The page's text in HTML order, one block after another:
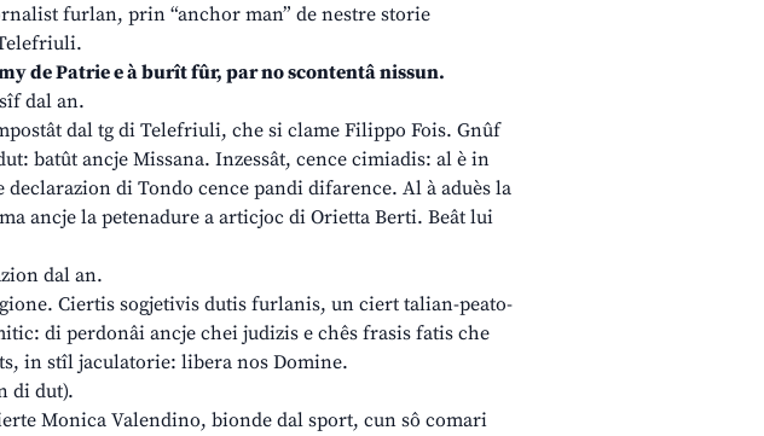
furlan, prin “anchor man” de nestre storie
de Patrie e à burît fûr, par no scontentâ nissun.
dal an.
dal tg di Telefriuli, che si clame Filippo Fois. Gnûf
batût ancje Missana. Inzessât, cence cimiadis: al è in
di Tondo cence pandi difarence. Al à aduès la
ancje la petenadure a articjoc di Orietta Berti. Beât lui
dal an.
Ciertis sogjetivis dutis furlanis, un ciert talian-peato-
di perdonâi ancje chei judizis e chês frasis fatis che
in stîl jaculatorie: libera nos Domine.
di dut).
Monica Valendino, bionde dal sport, cun sô comari